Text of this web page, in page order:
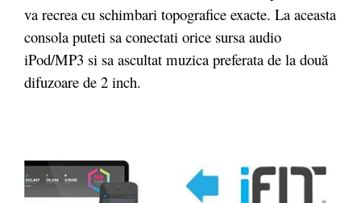
va recrea cu schimbari topografice exacte. La aceasta
consola puteti sa conectati orice sursa audio
iPod/MP3 si sa ascultat muzica preferata de la două
difuzoare de 2 inch.